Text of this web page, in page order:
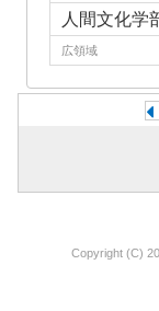
人間文化学
広領域
Copyright (C)